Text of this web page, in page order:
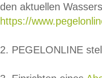
den aktuellen
https://
2. PEGELONLINE